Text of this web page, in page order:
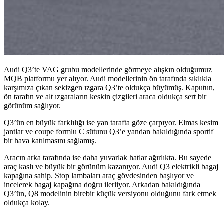
Audi Q3’te VAG grubu modellerinde görmeye alışkın olduğumuz
MQB platformu yer alıyor. Audi modellerinin ön tarafında sıklıkla
karşımıza çıkan sekizgen ızgara Q3’te oldukça büyümüş. Kaputun,
ön tarafın ve alt ızgaraların keskin çizgileri araca oldukça sert bir
görünüm sağlıyor.
Q3’ün en büyük farklılığı ise yan tarafta göze çarpıyor. Elmas kesim
jantlar ve coupe formlu C sütunu Q3’e yandan bakıldığında sportif
bir hava katılmasını sağlamış.
Aracın arka tarafında ise daha yuvarlak hatlar ağırlıkta. Bu sayede
araç kaslı ve büyük bir görünüm kazanıyor. Audi Q3 elektrikli bagaj
kapağına sahip. Stop lambaları araç gövdesinden başlıyor ve
incelerek bagaj kapağına doğru ilerliyor. Arkadan bakıldığında
Q3’ün, Q8 modelinin birebir küçük versiyonu olduğunu fark etmek
oldukça kolay.